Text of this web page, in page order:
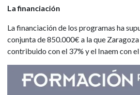
La financiación
La financiación de los programas ha
conjunta de 850.000€ a la que
contribuido con el 37% y el Inaem con